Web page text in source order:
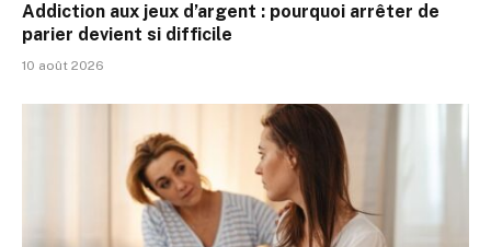
Addiction aux jeux d’argent : pourquoi arrêter de
parier devient si difficile
10 août 2026